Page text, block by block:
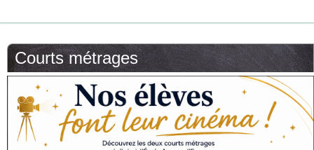
Courts métrages